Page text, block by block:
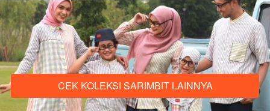
`
CEK KOLEKSI SARIMBIT LAINNYA